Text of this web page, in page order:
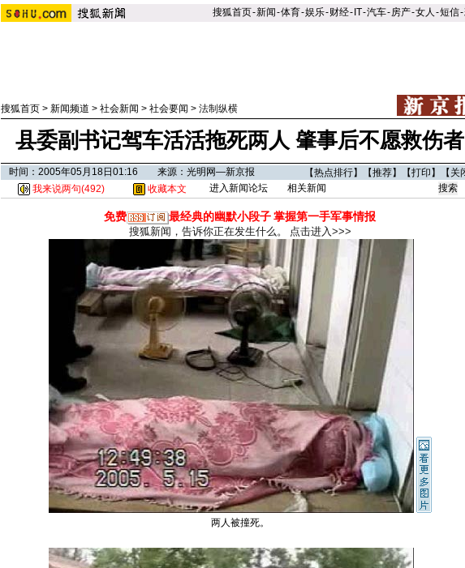
搜狐首页-新闻-体育-娱乐-财经- IT-汽车-房产-女人 -短信-
搜狐首页> 新闻频道 > 社会新闻 > 社会要闻 > 法制纵横
县委副书记驾车活活拖死两人 肇事后不愿救伤者
时间：2005年05月18日01:16 来源：光明网—新京报 【热点排行】【推荐】【打印 】【 关
我来说两句(492) 收藏本文 进入新闻论坛 相关新闻
免费 最经典的幽默小段子掌握第一手军事情报
搜狐新闻，告诉你正在发生什么。 点击进入>>>
两人被撞死。